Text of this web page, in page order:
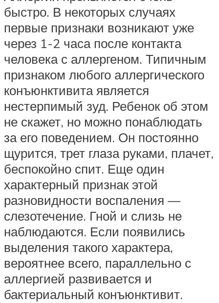
быстро. В некоторых случаях
первые признаки возникают уже
через 1-2 часа после контакта
человека с аллергеном. Типичным
признаком любого аллергического
конъюнктивита является
нестерпимый зуд. Ребенок об этом
не скажет, но можно понаблюдать
за его поведением. Он постоянно
щурится, трет глаза руками, плачет,
беспокойно спит. Еще один
характерный признак этой
разновидности воспаления —
слезотечение. Гной и слизь не
наблюдаются. Если появились
выделения такого характера,
вероятнее всего, параллельно с
аллергией развивается и
бактериальный конъюнктивит.